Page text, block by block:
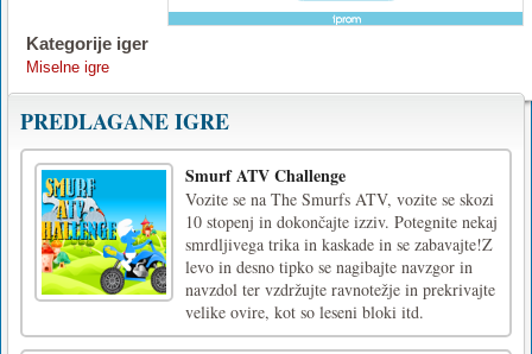
Kategorije iger
Miselne igre
PREDLAGANE IGRE
Smurf ATV Challenge
Vozite se na The Smurfs ATV, vozite se skozi
10 stopenj in dokončajte izziv. Potegnite nekaj
smrdljivega trika in kaskade in se zabavajte!Z
levo in desno tipko se nagibajte navzgor in
navzdol ter vzdržujte ravnotežje in prekrivajte
velike ovire, kot so leseni bloki itd.